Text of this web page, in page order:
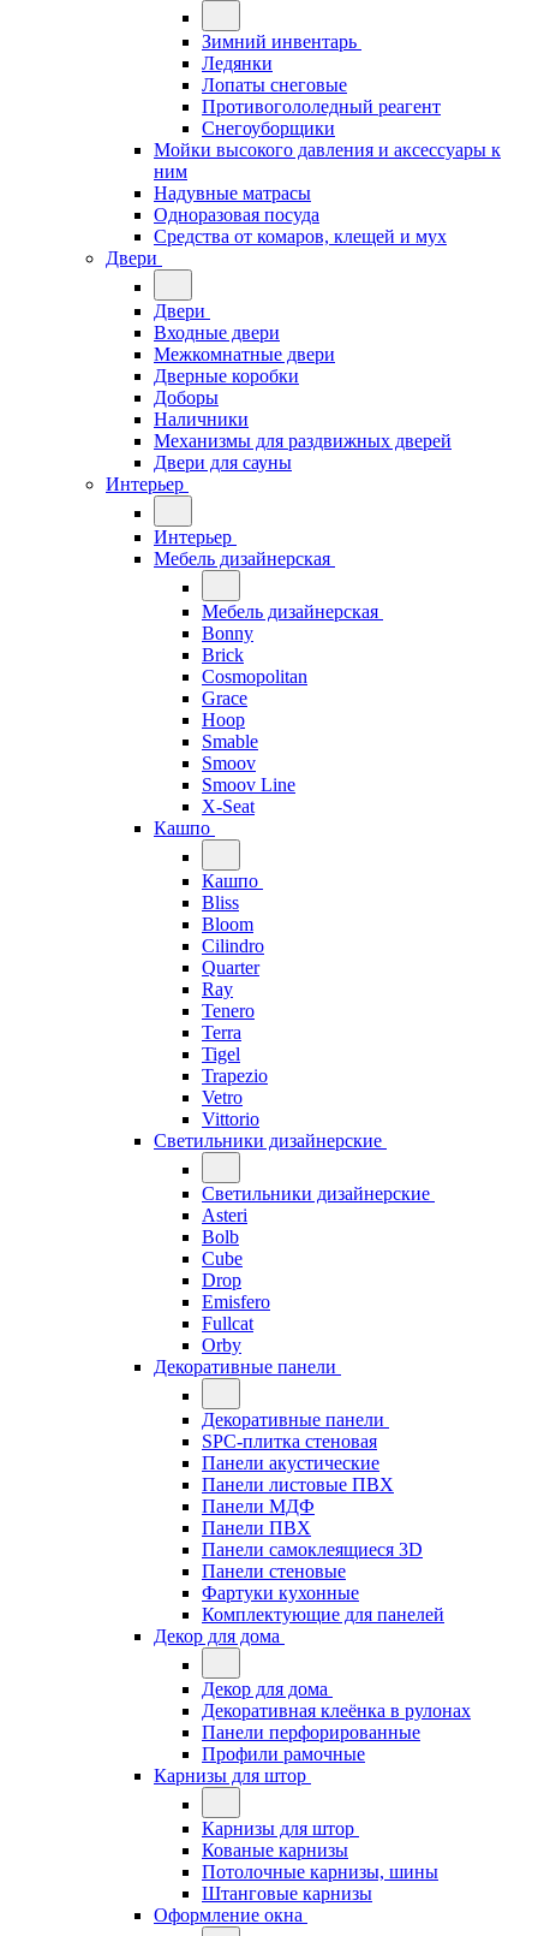
Зимний инвентарь
Ледянки
Лопаты снеговые
Противогололедный реагент
Снегоуборщики
Мойки высокого давления и аксессуары к
ним
Надувные матрасы
Одноразовая посуда
Средства от комаров, клещей и мух
Двери
Двери
Входные двери
Межкомнатные двери
Дверные коробки
Доборы
Наличники
Механизмы для раздвижных дверей
Двери для сауны
Интерьер
Интерьер
Мебель дизайнерская
Мебель дизайнерская
Bonny
Brick
Cosmopolitan
Grace
Hoop
Smable
Smoov
Smoov Line
X-Seat
Кашпо
Кашпо
Bliss
Bloom
Cilindro
Quarter
Ray
Tenero
Terra
Tigel
Trapezio
Vetro
Vittorio
Светильники дизайнерские
Светильники дизайнерские
Asteri
Bolb
Cube
Drop
Emisfero
Fullcat
Orby
Декоративные панели
Декоративные панели
SPC-плитка стеновая
Панели акустические
Панели листовые ПВХ
Панели МДФ
Панели ПВХ
Панели самоклеящиеся 3D
Панели стеновые
Фартуки кухонные
Комплектующие для панелей
Декор для дома
Декор для дома
Декоративная клеёнка в рулонах
Панели перфорированные
Профили рамочные
Карнизы для штор
Карнизы для штор
Кованые карнизы
Потолочные карнизы, шины
Штанговые карнизы
Оформление окна